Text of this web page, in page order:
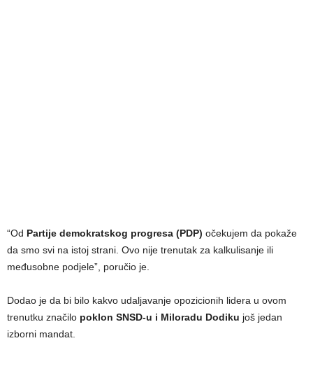
“Od Partije demokratskog progresa (PDP) očekujem da pokaže
da smo svi na istoj strani. Ovo nije trenutak za kalkulisanje ili
međusobne podjele”, poručio je.
Dodao je da bi bilo kakvo udaljavanje opozicionih lidera u ovom
trenutku značilo poklon SNSD-u i Miloradu Dodiku još jedan
izborni mandat.